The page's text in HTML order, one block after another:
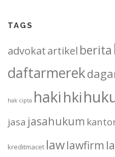
TAGS
advokatartikel berita
daftarmerek
hak cipta hakihki
jasa jasahukum
kreditmacet lawlawfirm